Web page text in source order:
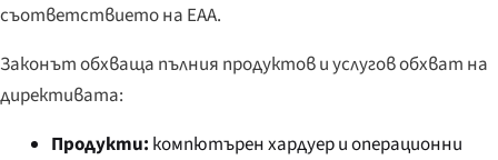
съответствието на EAA.
Законът обхваща пълния продуктов и услугов обхват на
директивата:
Продукти: компютърен хардуер и операционни